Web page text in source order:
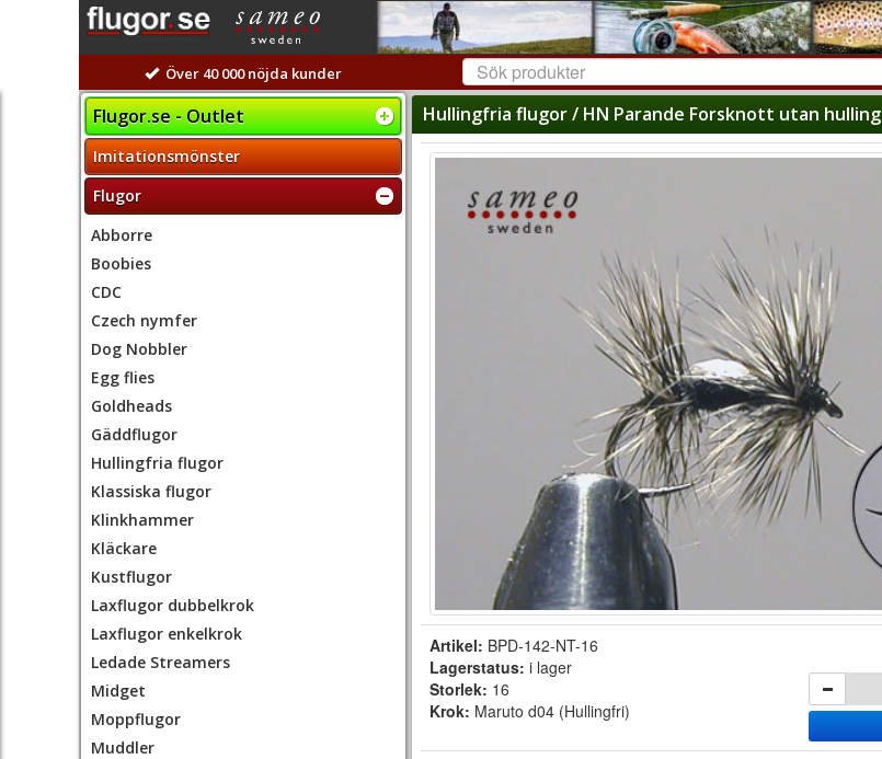
Över 40 000 nöjda kunder
Flugor.se - Outlet
Imitationsmönster
Flugor
Abborre
Boobies
CDC
Czech nymfer
Dog Nobbler
Egg flies
Goldheads
Gäddflugor
Hullingfria flugor
Klassiska flugor
Klinkhammer
Kläckare
Kustflugor
Laxflugor dubbelkrok
Laxflugor enkelkrok
Ledade Streamers
Midget
Moppflugor
Muddler
Hullingfria flugor / HN Parande Forsknott utan hulling
Artikel: BPD-142-NT-16
Lagerstatus: i lager
Storlek: 16
Krok: Maruto d04 (Hullingfri)